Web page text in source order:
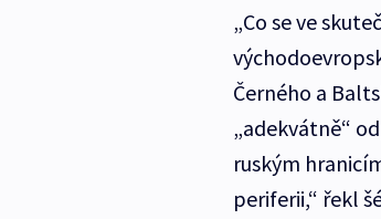
„Co se ve
Černého a
„adekvátně“
ruským
periferii,“ řekl